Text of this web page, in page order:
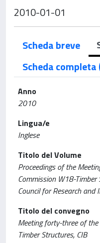
2010-01-01
Scheda breve
Scheda completa
Anno
2010
Lingua/e
Inglese
Titolo del Volume
Proceedings of the
Commission W18-
Council for Research and
Titolo del convegno
Meeting forty-three of
Timber Structures, CIB